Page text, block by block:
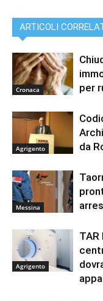
ARTICOLI
Cronaca
per
Agrigento
da
Messina
Agrigento